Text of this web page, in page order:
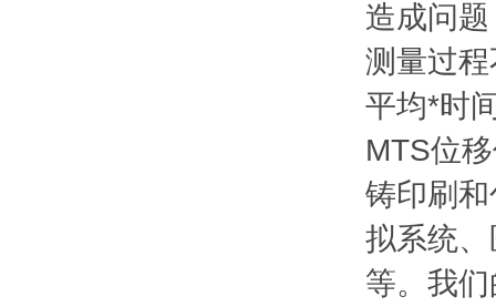
造成问
测量过
平均*时
MTS位
铸印刷
拟系统
等。我